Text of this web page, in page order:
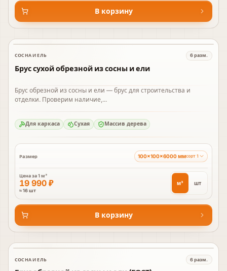
В корзину
В наличии
СОСНА И ЕЛЬ 6разм.
Брус сухой обрезной из сосны и ели
Брус обрезной из сосны и ели — брус для строительства и
отделки. Проверим наличие,...
Для каркаса Сухая Массив дерева
Размер 100×100×6000 ммсорт 1
Цена за1 м³
19 990 ₽
≈ 16 шт
м³ шт
В корзину
В наличии
СОСНА И ЕЛЬ 6разм.